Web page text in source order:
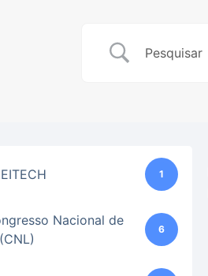
1
Nacional de
6